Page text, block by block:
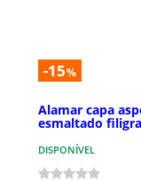
-15%
Alamar capa
esmaltado
DISPONÍVEL